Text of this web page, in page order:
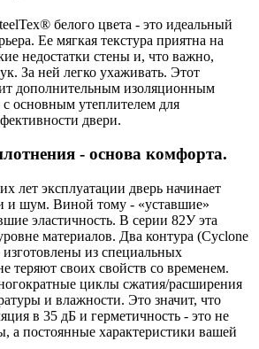
белого цвета - это идеальный
Ее мягкая текстура приятна на
недостатки стены и, что важно,
За ней легко ухаживать. Этот
дополнительным изоляционным
с основным утеплителем для
двери.
- основа комфорта.
лет эксплуатации дверь начинает
и шум. Виной тому - «уставшие»
эластичность. В серии 82У эта
материалов. Два контура (Cyclone
из специальных
теряют своих свойств со временем.
циклы сжатия/расширения
и влажности. Это значит, что
в 35 дБ и герметичность - это не
а постоянные характеристики вашей